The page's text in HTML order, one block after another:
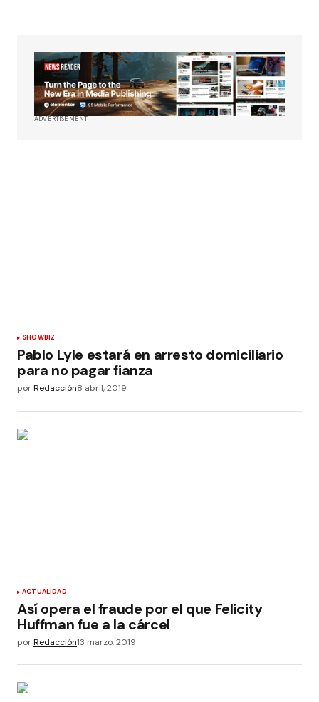
ADVERTISEMENT
SHOWBIZ
Pablo Lyle estará en arresto domiciliario
para no pagar fianza
porRedacción8 abril, 2019
ACTUALIDAD
Así opera el fraude por el que Felicity
Huffman fue a la cárcel
porRedacción13 marzo, 2019